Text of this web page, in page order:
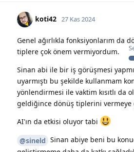
koti42 27 Kas 2024
Genel ağırlıkla fonksiyonlarım da
tiplere çok önem vermiyordum.
Sinan abi ile bir iş görüşmesi
uyarmıştı bu şekilde kullanmam
yönlendirmesi ile vaktim kısıtlı da
geldiğince dönüş tiplerini vermeye
AI'ın da etkisi oluyor tabi
@sineld Sinan abiye beni bu